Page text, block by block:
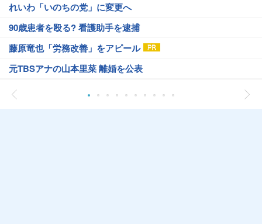
れいわ「いのちの党」に変更へ
90歳患者を殴る? 看護助手を逮捕
藤原竜也「労務改善」をアピール
元TBSアナの山本里菜 離婚を公表